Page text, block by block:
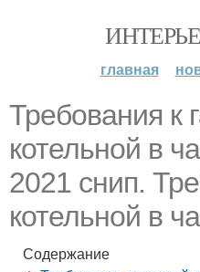
главная
Требования к
котельной в
2021 снип.
котельной в
Содержание